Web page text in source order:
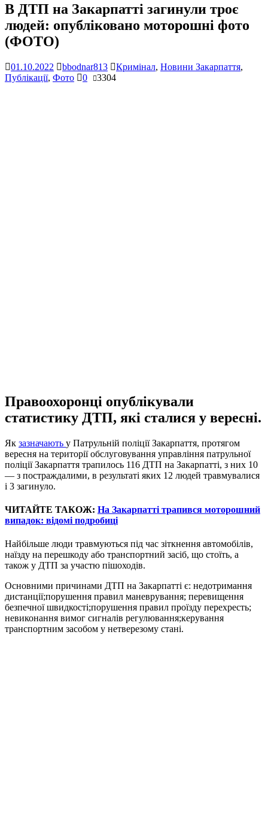
В ДТП на Закарпатті загинули троє
людей: опубліковано моторошні фото
(ФОТО)
01.10.2022 bbodnar813 Кримінал, Новини Закарпаття,
Публікації, Фото 0 3304
Правоохоронці опублікували
статистику ДТП, які сталися у вересні.
Як зазначають у Патрульній поліції Закарпаття, протягом
вересня на території обслуговування управління патрульної
поліції Закарпаття трапилось 116 ДТП на Закарпатті, з них 10
— з постраждалими, в результаті яких 12 людей травмувалися
і 3 загинуло.
ЧИТАЙТЕ ТАКОЖ: На Закарпатті трапився моторошний
випадок: відомі подробиці
Найбільше люди травмуються під час зіткнення автомобілів,
наїзду на перешкоду або транспортний засіб, що стоїть, а
також у ДТП за участю пішоходів.
Основними причинами ДТП на Закарпатті є: недотримання
дистанції;порушення правил маневрування; перевищення
безпечної швидкості;порушення правил проїзду перехресть;
невиконання вимог сигналів регулювання;керування
транспортним засобом у нетверезому стані.